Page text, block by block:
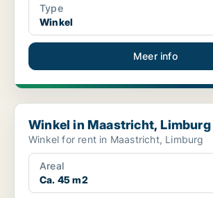
Type
Winkel
Meer info
Winkel in Maastricht, Limburg
Winkel in Maastricht, Limburg
Winkel for rent in Maastricht, Limburg
Areal
Ca. 45 m2